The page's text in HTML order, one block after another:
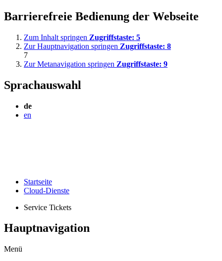
Barrierefreie Bedienung der Webseite
Zum Inhalt springen Zugriffstaste: 5
Zur Hauptnavigation springen Zugriffstaste: 8
7
Zur Metanavigation springen Zugriffstaste: 9
Sprachauswahl
de
en
Startseite
Cloud-Dienste
Service Tickets
Hauptnavigation
Menü